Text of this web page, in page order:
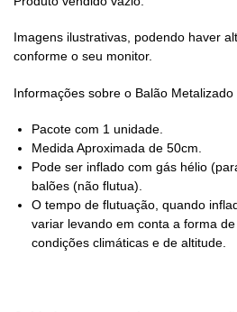
Imagens ilustrativas, podendo haver
conforme o seu monitor.
Informações sobre o Balão Metalizado
Pacote com 1 unidade.
Medida Aproximada de 50cm.
Pode ser inflado com gás hélio
balões (não flutua).
O tempo de flutuação, quando
variar levando em conta a forma
condições climáticas e de altitude.